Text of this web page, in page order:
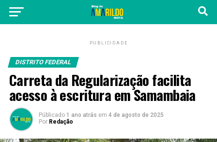
PUBLICIDADE
DISTRITO FEDERAL
Carreta da Regularização facilita
acesso à escritura em Samambaia
Públicado 1 ano atrás em 4 de agosto de 2025
Por Redação